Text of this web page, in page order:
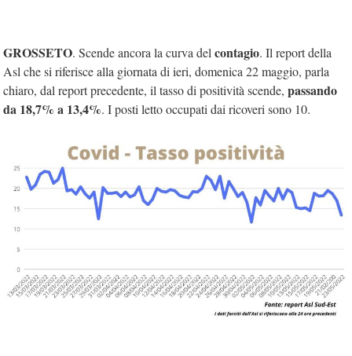
GROSSETO. Scende ancora la curva del contagio. Il report della
Asl che si riferisce alla giornata di ieri, domenica 22 maggio, parla
chiaro, dal report precedente, il tasso di positività scende, passando
da 18,7% a 13,4%. I posti letto occupati dai ricoveri sono 10.